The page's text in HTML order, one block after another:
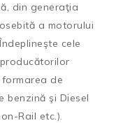
din generaţia
a motorului
cele
de
benzină şi Diesel
Rail etc.).